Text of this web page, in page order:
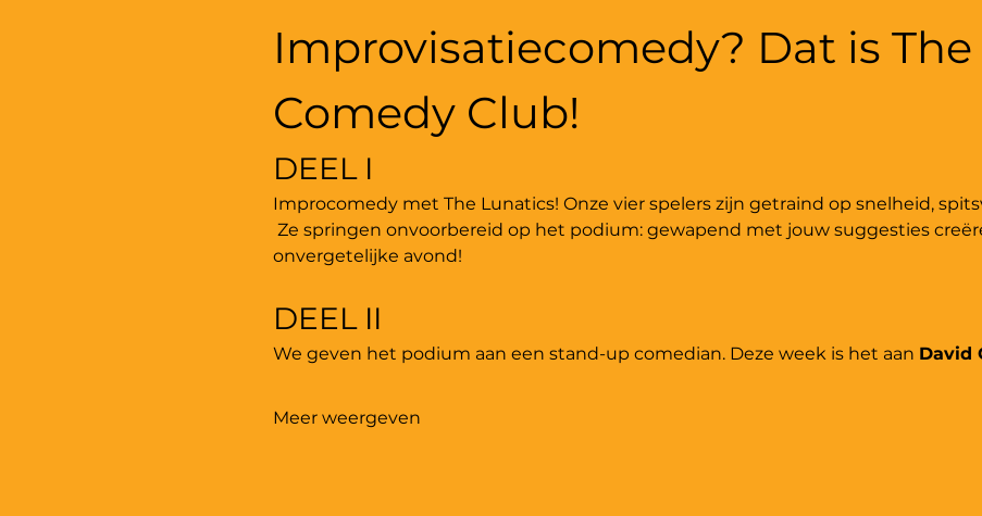
Improvisatiecomedy? Dat is
Comedy Club!
DEEL I
Improcomedy met The Lunatics! Onze vier spelers zijn getraind op snelheid,
Ze springen onvoorbereid op het podium: gewapend met jouw suggesties
onvergetelijke avond!
DEEL II
We geven het podium aan een stand-up comedian. Deze week is het aan David
Meer weergeven